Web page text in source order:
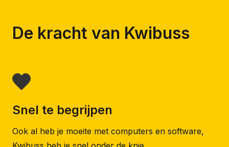
De kracht van Kwibuss
Snel te begrijpen
Ook al heb je moeite met computers en software,